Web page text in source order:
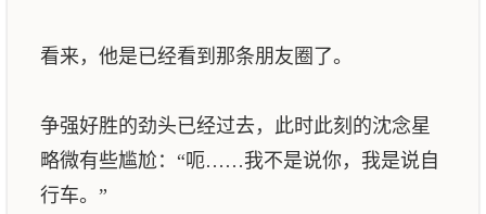
看来，他是已经看到那条朋友圈了。
争强好胜的劲头已经过去，此时此刻的沈念星
略微有些尴尬：“呃……我不是说你，我是说自
行车。”